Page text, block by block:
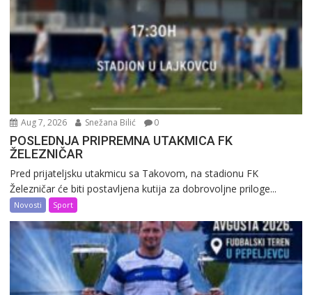
Aug 7, 2026 Snežana Bilić 0
POSLEDNJA PRIPREMNA UTAKMICA FK
ŽELEZNIČAR
Pred prijateljsku utakmicu sa Takovom, na stadionu FK
Železničar će biti postavljena kutija za dobrovoljne priloge...
Novosti Sport